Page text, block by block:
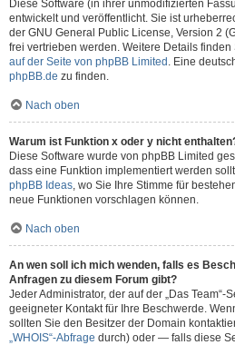
Diese Software (in ihrer unmodifizierten
entwickelt und veröffentlicht. Sie ist
der GNU General Public License, Version 2
frei vertrieben werden. Weitere Details finden
auf der Seite von phpBB Limited . Eine
phpBB.de zu finden.
Nach oben
Warum ist Funktion x oder y nicht
Diese Software wurde von phpBB Limited
dass eine Funktion implementiert werden
phpBB Ideas, wo Sie Ihre Stimme für
neue Funktionen vorschlagen können.
Nach oben
An wen soll ich mich wenden, falls es
Anfragen zu diesem Forum gibt?
Jeder Administrator, der auf der „Das Team“-
geeigneter Kontakt für Ihre Beschwerde.
sollten Sie den Besitzer der Domain
„WHOIS“-Abfrage durch) oder — falls diese